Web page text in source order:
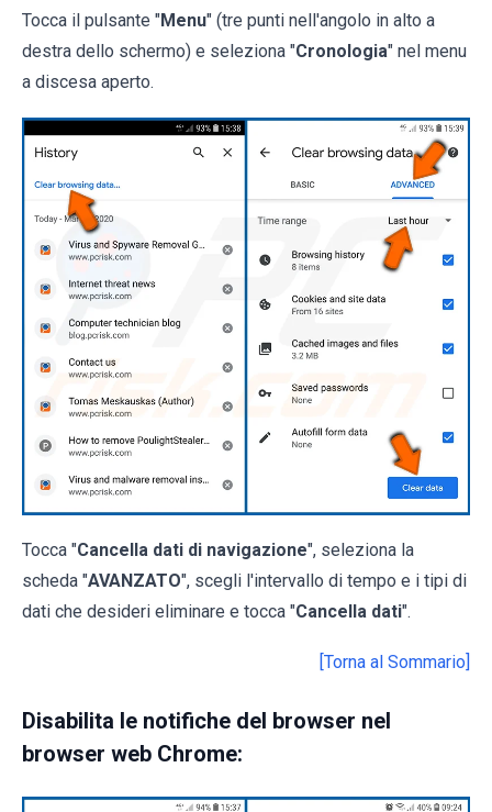
Tocca il pulsante "Menu" (tre punti nell'angolo in alto a
destra dello schermo) e seleziona "Cronologia" nel menu
a discesa aperto.
Tocca "Cancella dati di navigazione", seleziona la
scheda "AVANZATO", scegli l'intervallo di tempo e i tipi di
dati che desideri eliminare e tocca "Cancella dati".
[Torna al Sommario]
Disabilita le notifiche del browser nel
browser web Chrome: